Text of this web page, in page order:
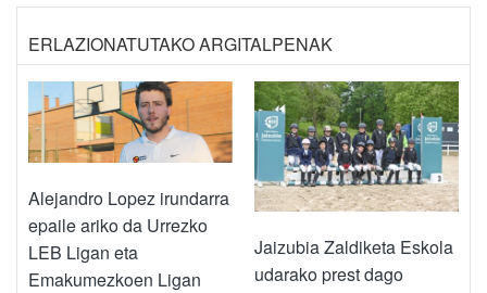
ERLAZIONATUTAKO ARGITALPENAK
Alejandro Lopez irundarra
epaile ariko da Urrezko
LEB Ligan eta
Emakumezkoen Ligan
Jaizubia Zaldiketa Eskola
udarako prest dago